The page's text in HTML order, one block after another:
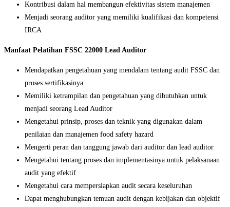
Kontribusi dalam hal membangun efektivitas sistem manajemen
Menjadi seorang auditor yang memiliki kualifikasi dan kompetensi
IRCA
Manfaat Pelatihan FSSC 22000 Lead Auditor
Mendapatkan pengetahuan yang mendalam tentang audit FSSC dan
proses sertifikasinya
Memiliki ketrampilan dan pengetahuan yang dibutuhkan untuk
menjadi seorang Lead Auditor
Mengetahui prinsip, proses dan teknik yang digunakan dalam
penilaian dan manajemen food safety hazard
Mengerti peran dan tanggung jawab dari auditor dan lead auditor
Mengetahui tentang proses dan implementasinya untuk pelaksanaan
audit yang efektif
Mengetahui cara mempersiapkan audit secara keseluruhan
Dapat menghubungkan temuan audit dengan kebijakan dan objektif